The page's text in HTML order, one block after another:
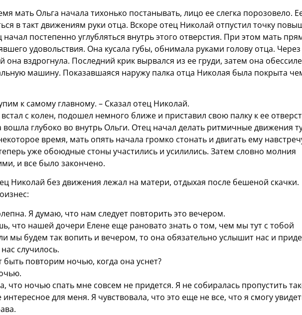
мать Ольга начала тихонько постанывать, лицо ее слегка порозовело.
в такт движениям руки отца. Вскоре отец Николай отпустил точку
начал постепенно углубляться внутрь этого отверстия. При этом мать
удовольствия. Она кусала губы, обнимала руками голову отца. Через
она вздрогнула. Последний крик вырвался из ее груди, затем она
машину. Показавшаяся наружу палка отца Николая была покрыта
к самому главному. – Сказал отец Николай.
с колен, подошел немного ближе и приставил свою палку к ее
глубоко во внутрь Ольги. Отец начал делать ритмичные движения
время, мать опять начала громко стонать и двигать ему
уже обоюдные стоны участились и усилились. Затем словно молния
и все было закончено.
Николай без движения лежал на матери, отдыхая после бешеной скачки.
Я думаю, что нам следует повторить это вечером.
что нашей дочери Елене еще рановато знать о том, чем мы тут с тобой
мы будем так вопить и вечером, то она обязательно услышит нас и
случилось.
быть повторим ночью, когда она уснет?
что ночью спать мне совсем не придется. Я не собиралась пропустить
для меня. Я чувствовала, что это еще не все, что я смогу